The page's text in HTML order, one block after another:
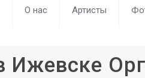
О нас Артисты
Ижевске